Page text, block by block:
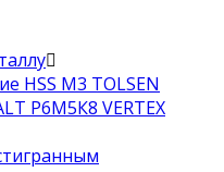
HSS M3 TOLSEN
Р6М5К8 VERTEX